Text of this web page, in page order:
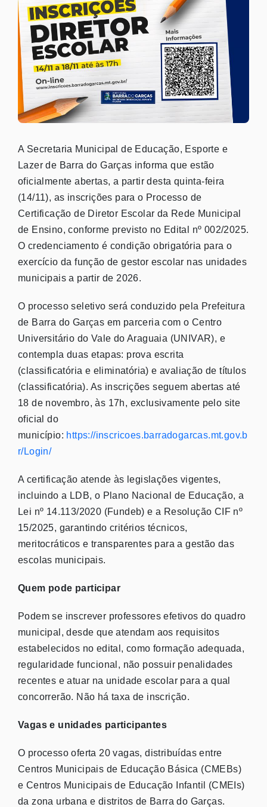
A Secretaria Municipal de Educação, Esporte e
Lazer de Barra do Garças informa que estão
oficialmente abertas, a partir desta quinta-feira
(14/11), as inscrições para o Processo de
Certificação de Diretor Escolar da Rede Municipal
de Ensino, conforme previsto no Edital nº 002/2025.
O credenciamento é condição obrigatória para o
exercício da função de gestor escolar nas unidades
municipais a partir de 2026.
O processo seletivo será conduzido pela Prefeitura
de Barra do Garças em parceria com o Centro
Universitário do Vale do Araguaia (UNIVAR), e
contempla duas etapas: prova escrita
(classificatória e eliminatória) e avaliação de títulos
(classificatória). As inscrições seguem abertas até
18 de novembro, às 17h, exclusivamente pelo site
oficial do
município: https://inscricoes.barradogarcas.mt.gov.b
r/Login/
A certificação atende às legislações vigentes,
incluindo a LDB, o Plano Nacional de Educação, a
Lei nº 14.113/2020 (Fundeb) e a Resolução CIF nº
15/2025, garantindo critérios técnicos,
meritocráticos e transparentes para a gestão das
escolas municipais.
Quem pode participar
Podem se inscrever professores efetivos do quadro
municipal, desde que atendam aos requisitos
estabelecidos no edital, como formação adequada,
regularidade funcional, não possuir penalidades
recentes e atuar na unidade escolar para a qual
concorrerão. Não há taxa de inscrição.
Vagas e unidades participantes
O processo oferta 20 vagas, distribuídas entre
Centros Municipais de Educação Básica (CMEBs)
e Centros Municipais de Educação Infantil (CMEIs)
da zona urbana e distritos de Barra do Garças.